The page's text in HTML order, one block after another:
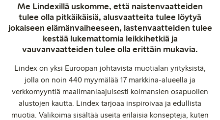
Me Lindexillä uskomme, että naistenvaatteiden
tulee olla pitkäikäisiä, alusvaatteita tulee löytyä
jokaiseen elämänvaiheeseen, lastenvaatteiden tulee
kestää lukemattomia leikkihetkiä ja
vauvanvaatteiden tulee olla erittäin mukavia.
Lindex on yksi Euroopan johtavista muotialan yrityksistä,
jolla on noin 440 myymälää 17 markkina-alueella ja
verkkomyyntiä maailmanlaajuisesti kolmansien osapuolien
alustojen kautta. Lindex tarjoaa inspiroivaa ja edullista
muotia. Valikoima sisältää useita erilaisia konsepteja, kuten